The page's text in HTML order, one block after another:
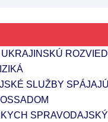
SLUŽBY